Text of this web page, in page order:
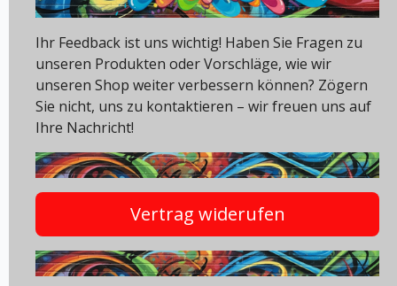
Ihr Feedback ist uns wichtig! Haben Sie Fragen zu
unseren Produkten oder Vorschläge, wie wir
unseren Shop weiter verbessern können? Zögern
Sie nicht, uns zu kontaktieren – wir freuen uns auf
Ihre Nachricht!
Vertrag widerufen